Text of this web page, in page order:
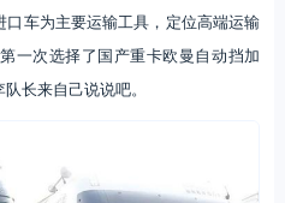
车为主要运输工具，定位高端运输
一次选择了国产重卡欧曼自动挡加
长来自己说说吧。